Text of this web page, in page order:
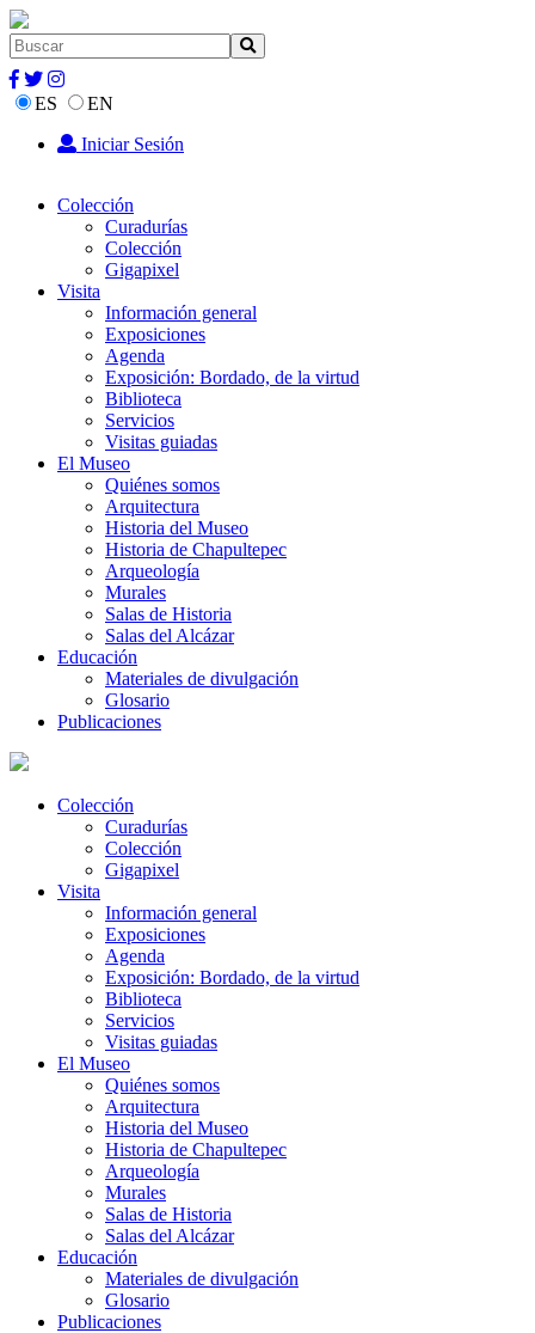
ES
EN
Iniciar Sesión
Colección
Curadurías
Colección
Gigapixel
Visita
Información general
Exposiciones
Agenda
Exposición: Bordado, de la virtud
Biblioteca
Servicios
Visitas guiadas
El Museo
Quiénes somos
Arquitectura
Historia del Museo
Historia de Chapultepec
Arqueología
Murales
Salas de Historia
Salas del Alcázar
Educación
Materiales de divulgación
Glosario
Publicaciones
Colección
Curadurías
Colección
Gigapixel
Visita
Información general
Exposiciones
Agenda
Exposición: Bordado, de la virtud
Biblioteca
Servicios
Visitas guiadas
El Museo
Quiénes somos
Arquitectura
Historia del Museo
Historia de Chapultepec
Arqueología
Murales
Salas de Historia
Salas del Alcázar
Educación
Materiales de divulgación
Glosario
Publicaciones